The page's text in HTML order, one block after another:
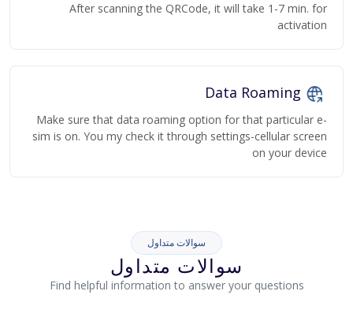
After scanning the QRCode, it will take 1-7 min. for
activation
Make sure that data roaming option for that particular e-
sim is on. You my check it through settings-cellular screen
on your device
سوالات متداول
سوالات متداول
Find helpful information to answer your questions